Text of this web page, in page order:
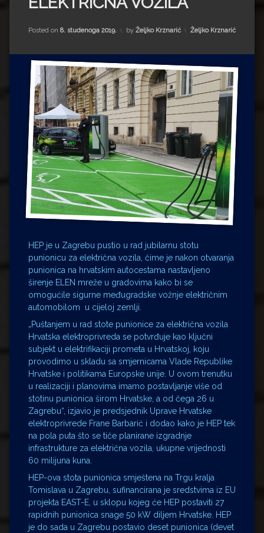
Impressum
Milenko Strižak
Drugi autori
Drugi autori
Matea Andrić
Ljiljana Lekanić-Kljaić
Željko Krznarić
Mario Lovreković
Miroslav Šantek
Posted on 8. studenoga 2019. by Željko Krznarić Kategorije:
Željko Krznarić
HEP je u Zagrebu pustio u rad jubilarnu stotu
punionicu za električna vozila, čime je nakon otvaranja
punionica na hrvatskim autocestama nastavljeno
širenje ELEN mreže u gradovima kako bi se
omogućile sigurne međugradske vožnje električnim
automobilom u cijeloj zemlji.
„Puštanjem u rad stote punionice za električna vozila
Hrvatska elektroprivreda se potvrđuje kao ključni
subjekt u elektrifikaciji prometa u Hrvatskoj, koju
provodimo u skladu sa smjernicama Vlade Republike
Hrvatske i politikama Europske unije. U ovom trenutku
u realizaciji i planovima imamo postavljanje više od
stotinu punionica širom Hrvatske, a od čega 26 u
Zagrebu“, izjavio je predsjednik Uprave Hrvatske
elektroprivrede Frane Barbarić i dodao kako je HEP tek
na pola puta što se tiče planirane izgradnje
infrastrukture za električna vozila, ukupne vrijednosti
60 milijuna kuna.
HEP-ova stota punionica smještena na Trgu kralja
Tomislava u Zagrebu, sufinancirana je sredstvima iz EU
projekta EAST-E, u sklopu kojeg će HEP postaviti 27
rapidnih punionica snage 50 kW diljem Hrvatske. HEP
je do sada u Zagrebu postavio deset punionica (devet